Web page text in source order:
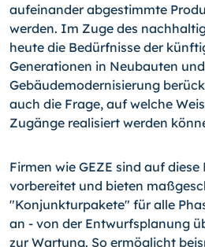
aufeinander abgestimmte
werden. Im Zuge des
heute die Bedürfnisse der
Generationen in Neubauten
Gebäudemodernisierung
auch die Frage, auf welche
Zugänge realisiert werden
Firmen wie GEZE sind auf
vorbereitet und bieten
"Konjunkturpakete" für alle
an - von der Entwurfsplanung
zur Wartung. So ermöglicht